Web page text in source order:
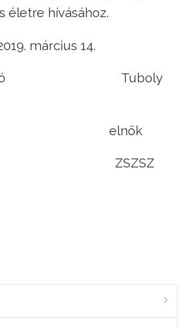
életre hívásához.
március 14.
László Tuboly
elnök
ZSZSZ